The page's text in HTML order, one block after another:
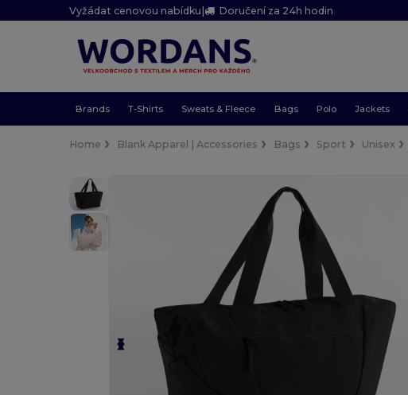
Vyžádat cenovou nabídku| Doručení za 24h hodin
Brands T-Shirts Sweats & Fleece Bags Polo Jackets
Home Blank Apparel | Accessories Bags Sport Unisex